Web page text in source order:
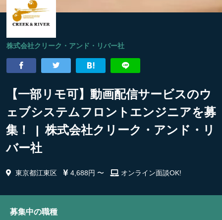
株式会社クリーク・アンド・リバー社
【一部リモ可】動画配信サービスのウ
ェブシステムフロントエンジニアを募
集！ | 株式会社クリーク・アンド・リ
バー社
東京都江東区 4,688円 〜 オンライン面談OK!
募集中の職種